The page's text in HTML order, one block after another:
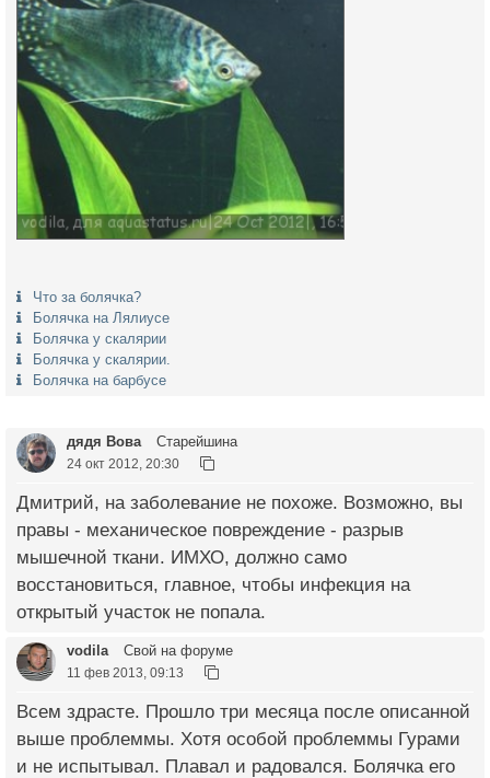
Что за болячка?
Болячка на Лялиусе
Болячка у скалярии
Болячка у скалярии.
Болячка на барбусе
дядя Вова Старейшина
24 окт 2012, 20:30
Дмитрий, на заболевание не похоже. Возможно, вы
правы - механическое повреждение - разрыв
мышечной ткани. ИМХО, должно само
восстановиться, главное, чтобы инфекция на
открытый участок не попала.
vodila Свой на форуме
11 фев 2013, 09:13
Всем здрасте. Прошло три месяца после описанной
выше проблеммы. Хотя особой проблеммы Гурами
и не испытывал. Плавал и радовался. Болячка его